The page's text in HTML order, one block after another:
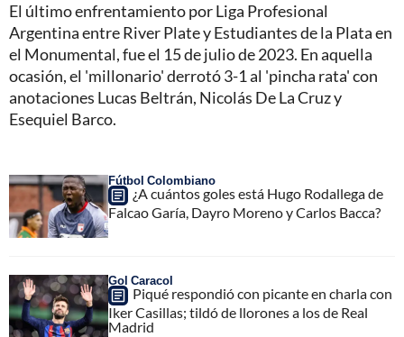
El último enfrentamiento por Liga Profesional
Argentina entre River Plate y Estudiantes de la Plata en
el Monumental, fue el 15 de julio de 2023. En aquella
ocasión, el 'millonario' derrotó 3-1 al 'pincha rata' con
anotaciones Lucas Beltrán, Nicolás De La Cruz y
Esequiel Barco.
Fútbol Colombiano
¿A cuántos goles está Hugo Rodallega de
Falcao Garía, Dayro Moreno y Carlos Bacca?
Gol Caracol
Piqué respondió con picante en charla con
Iker Casillas; tildó de llorones a los de Real
Madrid